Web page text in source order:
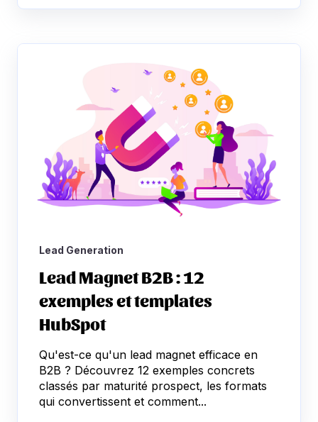
Lead Generation
Lead Magnet B2B : 12
exemples et templates
HubSpot
Qu'est-ce qu'un lead magnet efficace en
B2B ? Découvrez 12 exemples concrets
classés par maturité prospect, les formats
qui convertissent et comment...